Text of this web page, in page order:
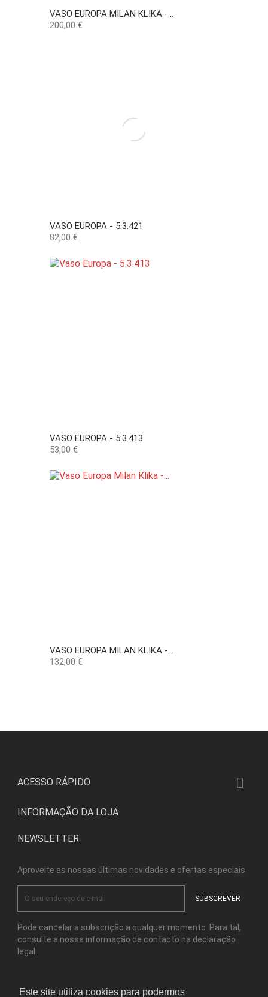
Este site utiliza cookies para podermos
VASO EUROPA MILAN KLIKA -...
Preço
200,00 €
VASO EUROPA - 5.3.421
Preço
82,00 €
VASO EUROPA - 5.3.413
Preço
53,00 €
VASO EUROPA MILAN KLIKA -...
Preço
132,00 €
ACESSO RÁPIDO 
INFORMAÇÃO DA LOJA
NEWSLETTER
Aproveite as nossas últimas novidades e ofertas especiais
Pode cancelar a subscrição a qualquer momento. Para tal,
consulte a nossa informação de contacto na declaração
legal.